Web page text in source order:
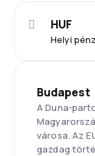
Helyi
HUF
Budapest
A Duna-
városa. Az
gazdag